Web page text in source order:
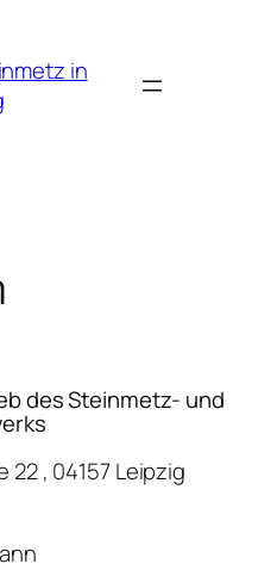
in
des Steinmetz- und
, 04157 Leipzig